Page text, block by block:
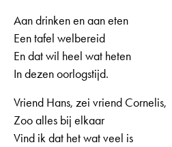
Aan drinken en aan eten
Een tafel welbereid
En dat wil heel wat heten
In dezen oorlogstijd.
Vriend Hans, zei vriend Cornelis,
Zoo alles bij elkaar
Vind ik dat het wat veel is